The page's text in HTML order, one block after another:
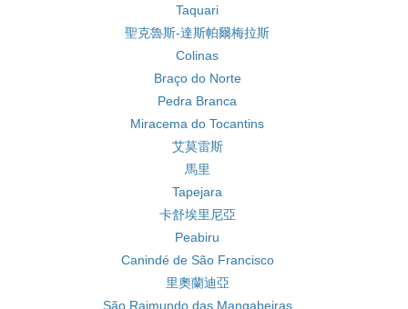
Taquari
聖克魯斯-達斯帕爾梅拉斯
Colinas
Braço do Norte
Pedra Branca
Miracema do Tocantins
艾莫雷斯
馬里
Tapejara
卡舒埃里尼亞
Peabiru
Canindé de São Francisco
里奧蘭迪亞
São Raimundo das Mangabeiras